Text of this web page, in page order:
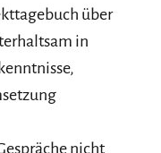
über
in
nicht